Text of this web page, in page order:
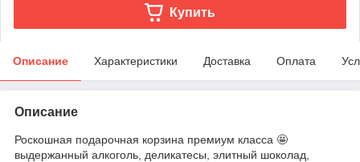
Купить
Описание Характеристики Доставка Оплата
Описание
Роскошная подарочная корзина премиум класса 🤩
выдержанный алкоголь, деликатесы, элитный шоколад,